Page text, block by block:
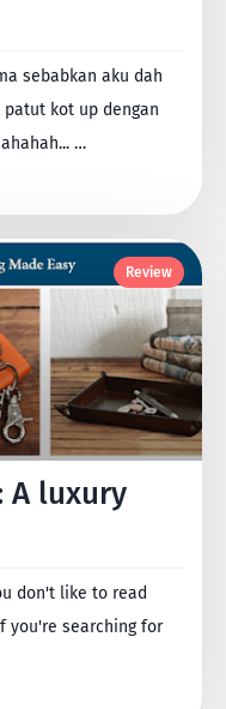
sebabkan aku dah
kot up dengan
cerita yang mana aku rasa patut. Hahahah... …
Review
A luxury
don't like to read